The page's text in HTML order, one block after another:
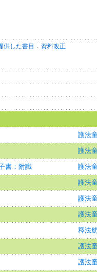
供した書目 ． 資料改正
護法
護法
書：附識 護法
護法
護法
護法
釋法
護法
護法